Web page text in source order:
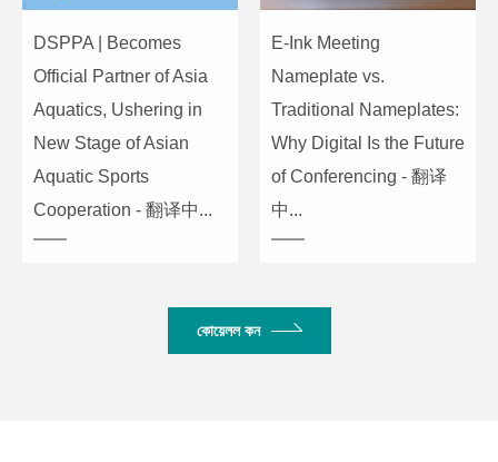
DSPPA | Becomes
Official Partner of Asia
Aquatics, Ushering in
New Stage of Asian
Aquatic Sports
Cooperation - 翻译中...
E-Ink Meeting
Nameplate vs.
Traditional Nameplates:
Why Digital Is the Future
of Conferencing - 翻译
中...
কোয়েলল কন